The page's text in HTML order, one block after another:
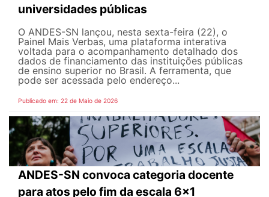
universidades públicas
O ANDES-SN lançou, nesta sexta-feira (22), o
Painel Mais Verbas, uma plataforma interativa
voltada para o acompanhamento detalhado dos
dados de financiamento das instituições públicas
de ensino superior no Brasil. A ferramenta, que
pode ser acessada pelo endereço...
Publicado em: 22 de Maio de 2026
ANDES-SN convoca categoria docente
para atos pelo fim da escala 6x1